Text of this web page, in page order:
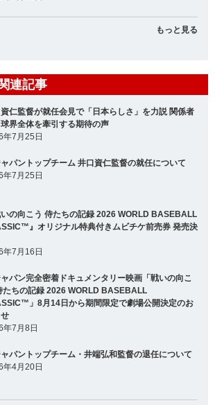
もっと見る
連記事
仁監督が就任会見で「日本らしさ」を力説 関係者
界全体を牽引する期待の声
年7月25日
パントップチーム 井口資仁監督の就任について
年7月25日
いの向こう 侍たちの記録 2026 WORLD BASEBALL
』オリジナル特典付きムビチケ前売券 発売決
年7月16日
パン完全密着ドキュメンタリー映画「戦いの向こ
たちの記録 2026 WORLD BASEBALL
」8月14日から期間限定で劇場公開決定のお
年7月8日
パントップチーム・井端弘和監督の退任について
年4月20日